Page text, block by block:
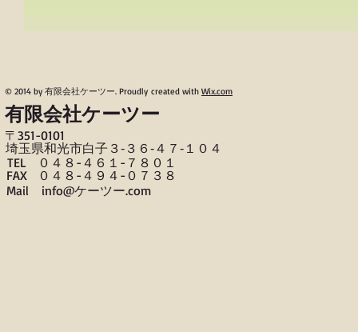
© 2014 by 有限会社ケーツー. Proudly created with Wix.com
有限会社ケーツー
〒​351-0101
​埼玉県和光市白子３‐３６‐４７‐１０４
TEL ０４８-４６１-７８０１
FAX ０４８-４９４-０７３８
​Mail info@ケーツー.com